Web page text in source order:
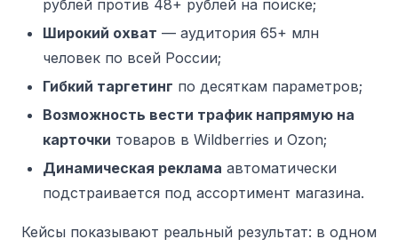
рублей против 48+ рублей на поиске;
Широкий охват — аудитория 65+ млн
человек по всей России;
Гибкий таргетинг по десяткам параметров;
Возможность вести трафик напрямую на
карточки товаров в Wildberries и Ozon;
Динамическая реклама автоматически
подстраивается под ассортимент магазина.
Кейсы показывают реальный результат: в одном